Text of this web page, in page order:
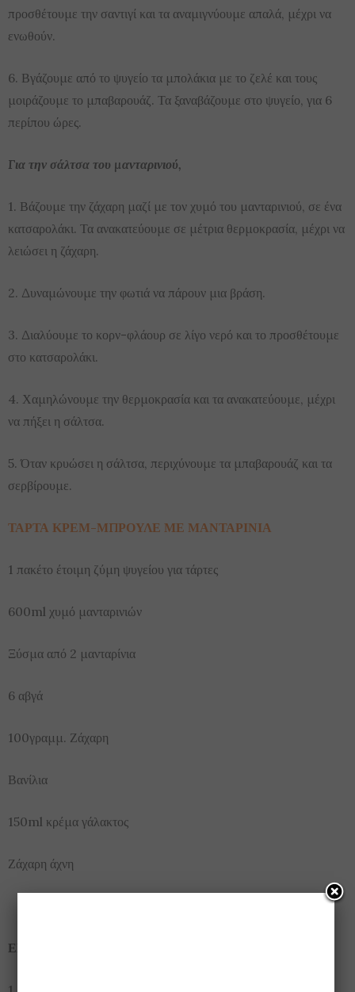
προσθέτουμε την σαντιγί και τα αναμιγνύουμε απαλά, μέχρι να
ενωθούν.
6. Βγάζουμε από το ψυγείο τα μπολάκια με το ζελέ και τους
μοιράζουμε το μπαβαρουάζ. Τα ξαναβάζουμε στο ψυγείο, για 6
περίπου ώρες.
Για την σάλτσα του μανταρινιού,
1. Βάζουμε την ζάχαρη μαζί με τον χυμό του μανταρινιού, σε ένα
κατσαρολάκι. Τα ανακατεύουμε σε μέτρια θερμοκρασία, μέχρι να
λειώσει η ζάχαρη.
2. Δυναμώνουμε την φωτιά να πάρουν μια βράση.
3. Διαλύουμε το κορν-φλάουρ σε λίγο νερό και το προσθέτουμε
στο κατσαρολάκι.
4. Χαμηλώνουμε την θερμοκρασία και τα ανακατεύουμε, μέχρι
να πήξει η σάλτσα.
5. Όταν κρυώσει η σάλτσα, περιχύνουμε τα μπαβαρουάζ και τα
σερβίρουμε.
ΤΑΡΤΑ ΚΡΕΜ-ΜΠΡΟΥΛΕ ΜΕ ΜΑΝΤΑΡΙΝΙΑ
1 πακέτο έτοιμη ζύμη ψυγείου για τάρτες
600ml χυμό μανταρινιών
Ξύσμα από 2 μανταρίνια
6 αβγά
100γραμμ. Ζάχαρη
Βανίλια
150ml κρέμα γάλακτος
Ζάχαρη άχνη
ΕΚΤΕΛΕΣΗ: